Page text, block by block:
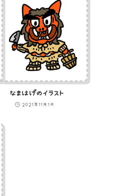
なまはげのイラスト
2021年11月1日